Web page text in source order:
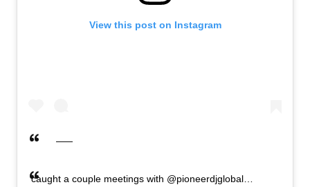
View this post on Instagram
caught a couple meetings with @pioneerdjglobal…